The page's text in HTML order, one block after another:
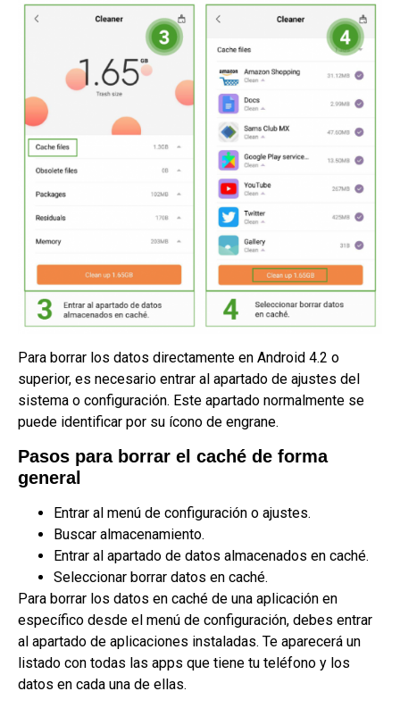
Para borrar los datos directamente en Android 4.2 o
superior, es necesario entrar al apartado de ajustes del
sistema o configuración. Este apartado normalmente se
puede identificar por su ícono de engrane.
Pasos para borrar el caché de forma
general
Entrar al menú de configuración o ajustes.
Buscar almacenamiento.
Entrar al apartado de datos almacenados en caché.
Seleccionar borrar datos en caché.
Para borrar los datos en caché de una aplicación en
específico desde el menú de configuración, debes entrar
al apartado de aplicaciones instaladas. Te aparecerá un
listado con todas las apps que tiene tu teléfono y los
datos en cada una de ellas.